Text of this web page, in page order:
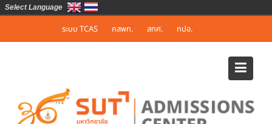
ระบบ TCAS กสพท. สทศ. ทปอ.
Select Language